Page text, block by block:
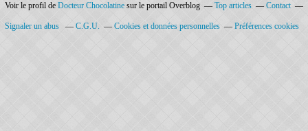
Voir le profil de Docteur Chocolatine sur le portail Overblog Top articles Contact
Signaler un abus C.G.U. Cookies et données personnelles Préférences cookies